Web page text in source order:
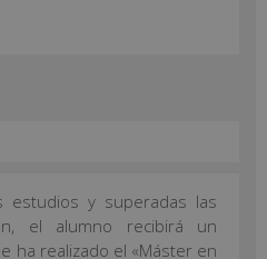
estudios y superadas las
el alumno recibirá un
ha realizado el «Máster en